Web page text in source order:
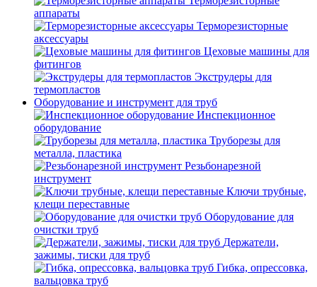
аппараты
Терморезисторные
аксессуары
Цеховые машины для
фитингов
Экструдеры для
термопластов
Оборудование и инструмент для труб
Инспекционное
оборудование
Труборезы для
металла, пластика
Резьбонарезной
инструмент
Ключи трубные,
клещи переставные
Оборудование для
очистки труб
Держатели,
зажимы, тиски для труб
Гибка, опрессовка,
вальцовка труб